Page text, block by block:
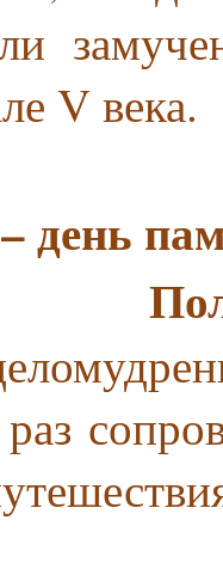
V века.
день